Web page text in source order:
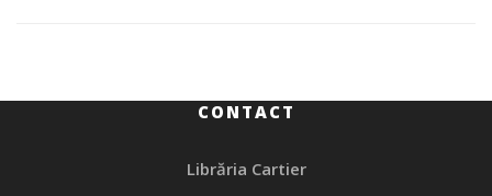
CONTACT
Librăria Cartier